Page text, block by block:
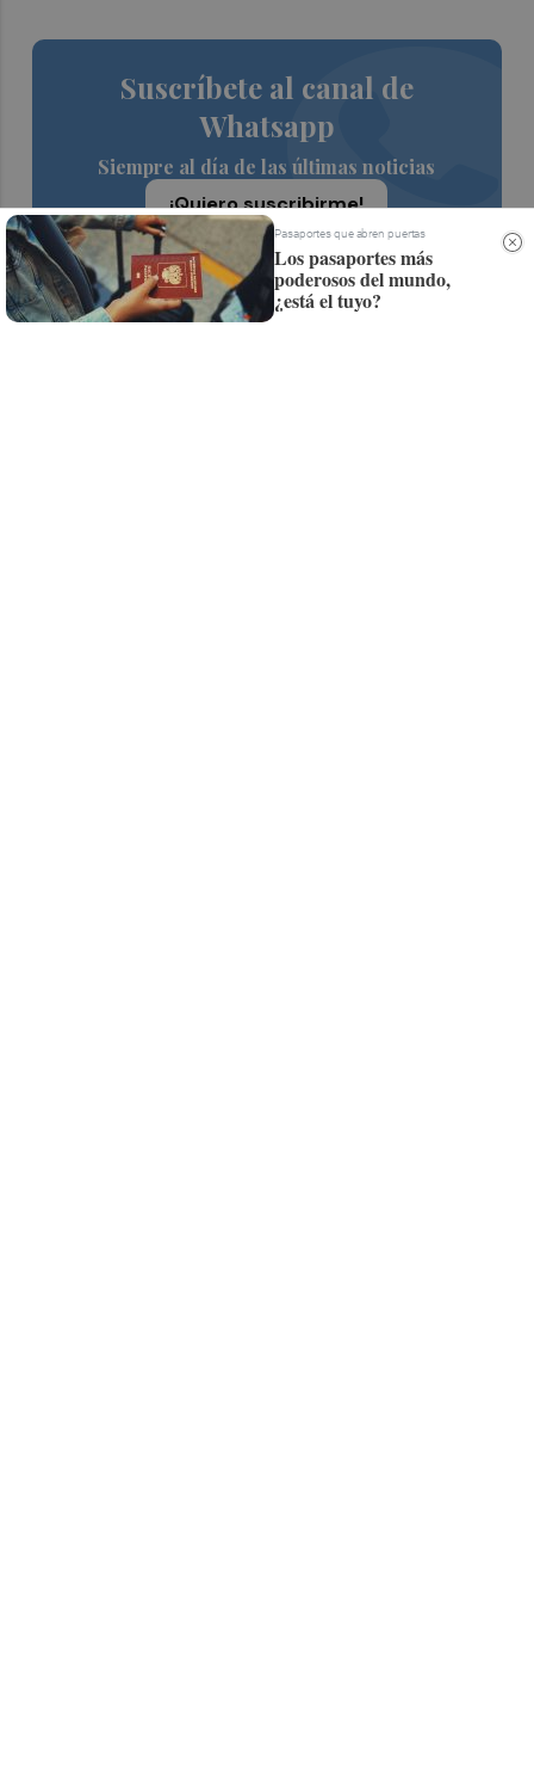
Suscríbete al canal de
Whatsapp
Siempre al día de las últimas noticias
¡Quiero suscribirme!
Pasaportes que abren puertas
Los pasaportes más
poderosos del mundo,
¿está el tuyo?